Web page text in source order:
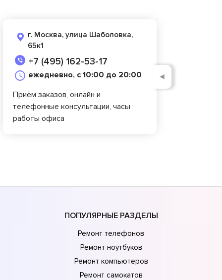
г. Москва, улица Шаболовка,
65к1
+7 (495) 162-53-17
ежедневно, с 10:00 до 20:00
Приём заказов, онлайн и
телефонные консультации, часы
работы офиса
◄
ПОПУЛЯРНЫЕ РАЗДЕЛЫ
Ремонт телефонов
Ремонт ноутбуков
Ремонт компьютеров
Ремонт самокатов